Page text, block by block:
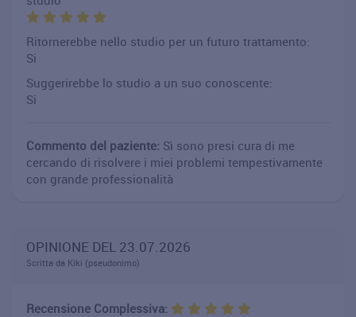
Ritornerebbe nello studio per un futuro trattamento:
Si
Suggerirebbe lo studio a un suo conoscente:
Si
Commento del paziente: Sì sono presi cura di me
cercando di risolvere i miei problemi tempestivamente
con grande professionalità
OPINIONE DEL 23.07.2026
Scritta da Kiki (pseudonimo)
Recensione Complessiva: